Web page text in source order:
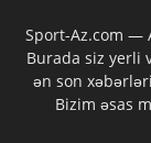
Sport-Az.com —
Burada siz yerli
ən son
Bizim əsas